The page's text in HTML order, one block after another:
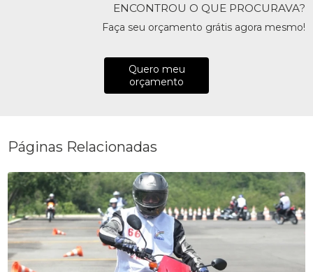
ENCONTROU O QUE PROCURAVA?
Faça seu orçamento grátis agora mesmo!
Quero meu
orçamento
Páginas Relacionadas